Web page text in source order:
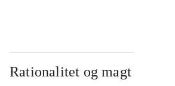
Rationalitet og magt